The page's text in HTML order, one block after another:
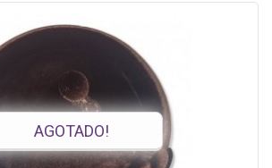
AGOTADO!